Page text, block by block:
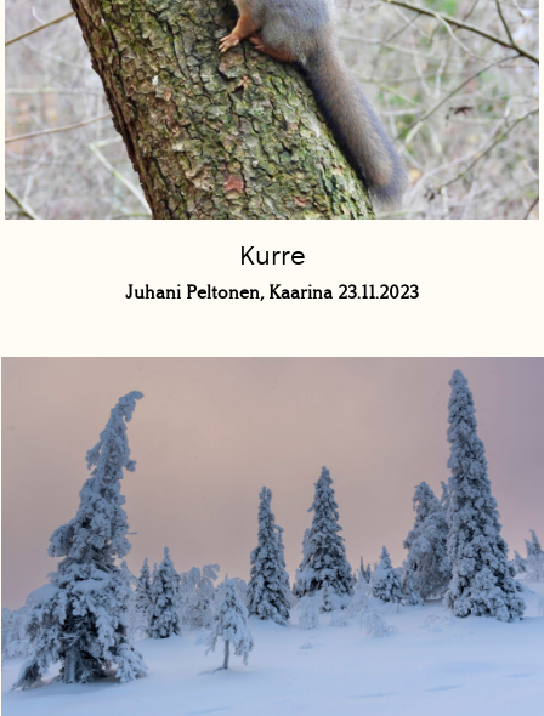
Kurre
Juhani Peltonen, Kaarina 23.11.2023